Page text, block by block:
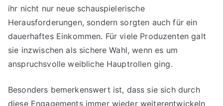
ihr nicht nur neue schauspielerische
Herausforderungen, sondern sorgten auch für ein
dauerhaftes Einkommen. Für viele Produzenten galt
sie inzwischen als sichere Wahl, wenn es um
anspruchsvolle weibliche Hauptrollen ging.
Besonders bemerkenswert ist, dass sie sich durch
diese Engagements immer wieder weiterentwickeln